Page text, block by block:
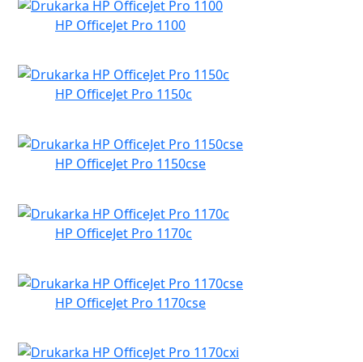
HP OfficeJet Pro 1100
HP OfficeJet Pro 1150c
HP OfficeJet Pro 1150cse
HP OfficeJet Pro 1170c
HP OfficeJet Pro 1170cse